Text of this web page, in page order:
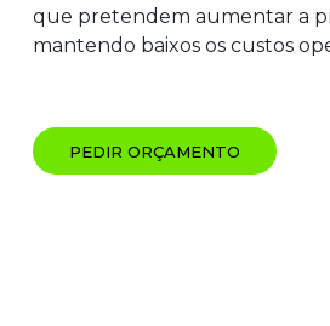
que pretendem aumentar a
mantendo baixos os custos
PEDIR ORÇAMENTO